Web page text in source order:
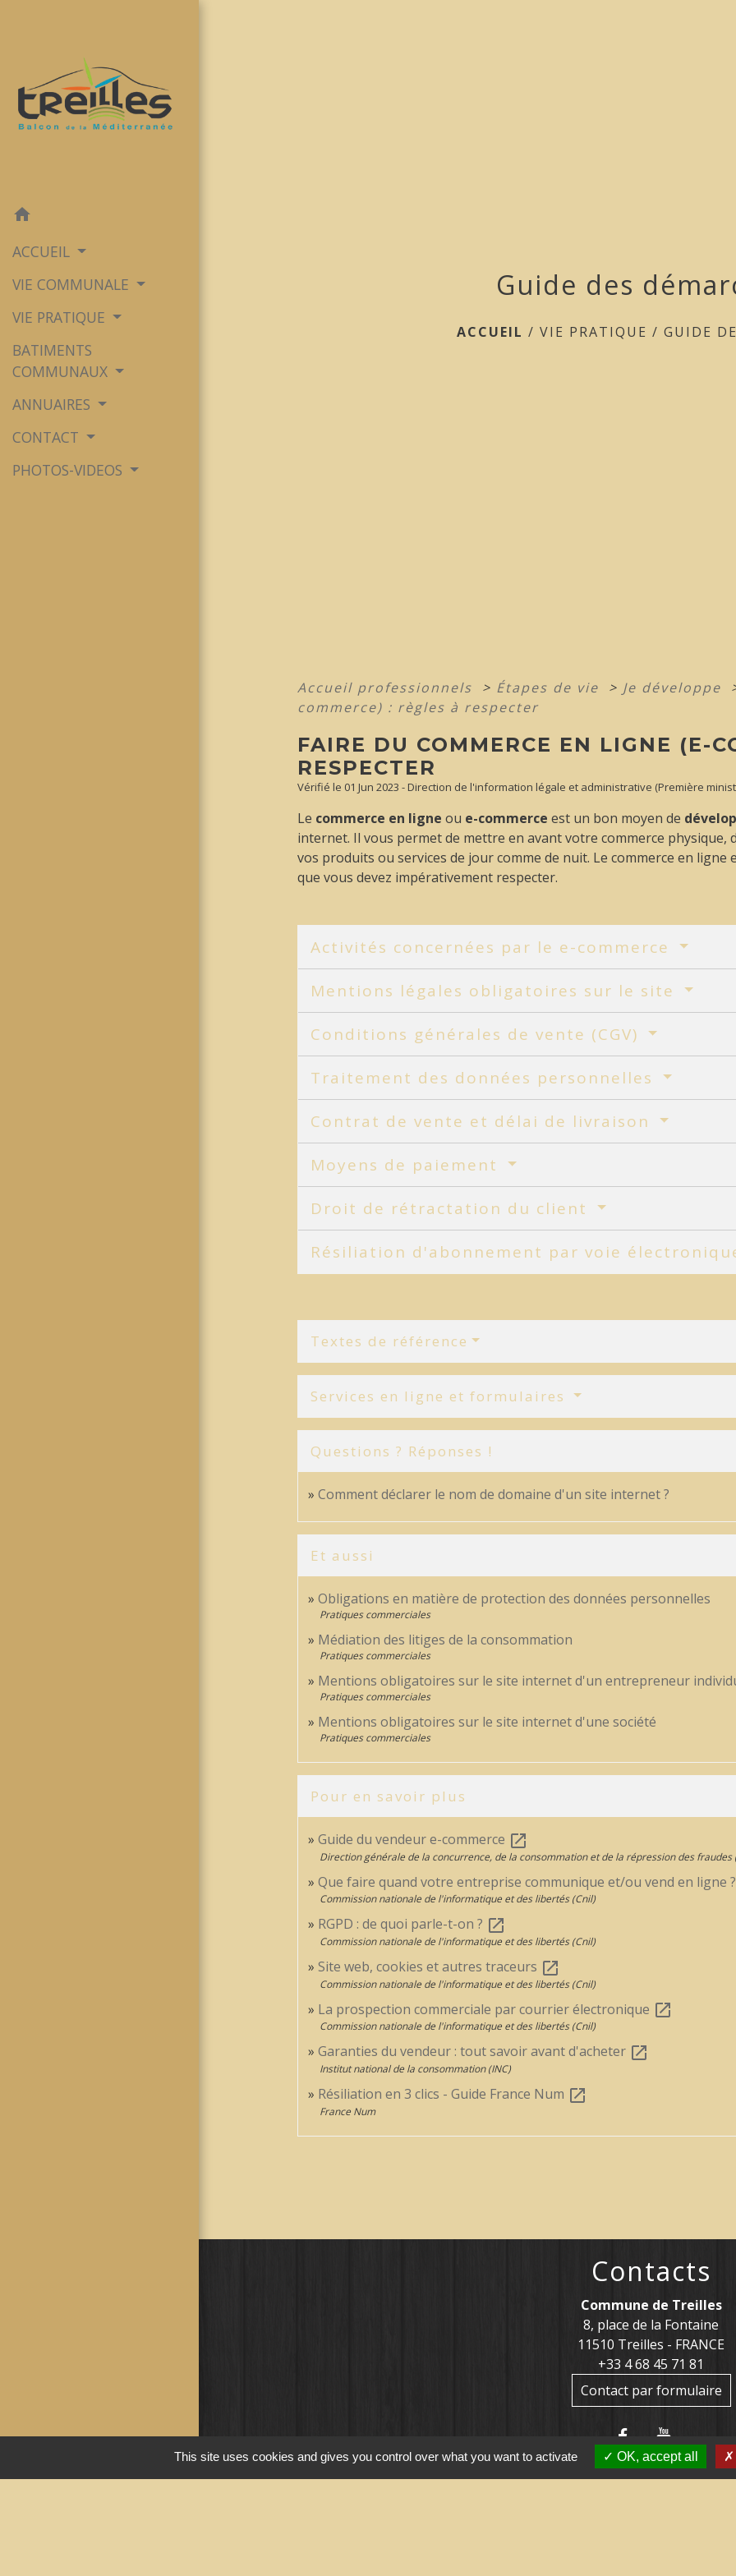
home
ACCUEIL
VIE COMMUNALE
VIE PRATIQUE
BATIMENTS
COMMUNAUX
ANNUAIRES
CONTACT
PHOTOS-VIDEOS
Guide des
ACCUEIL /VIE PRATIQUE /GUIDE
Accueil professionnels > Étapes de vie > Je développe
commerce) : règles à respecter
FAIRE DU COMMERCE EN LIGNE (E-
RESPECTER
Vérifié le 01 Jun 2023 - Direction de l'information légale et administrative (Première
Le commerce en ligne ou e-commerce est un bon moyen de
internet. Il vous permet de mettre en avant votre commerce physique,
vos produits ou services de jour comme de nuit. Le commerce en ligne
que vous devez impérativement respecter.
Activités concernées par le e-commerce
Mentions légales obligatoires sur le site
Conditions générales de vente (CGV)
Traitement des données personnelles
Contrat de vente et délai de livraison
Moyens de paiement
Droit de rétractation du client
Résiliation d'abonnement par voie
Textes de référence
Services en ligne et formulaires
Questions ? Réponses !
Comment déclarer le nom de domaine d'un site internet ?
Et aussi
Obligations en matière de protection des données personnelles
Pratiques commerciales
Médiation des litiges de la consommation
Pratiques commerciales
Mentions obligatoires sur le site internet d'un entrepreneur
Pratiques commerciales
Mentions obligatoires sur le site internet d'une société
Pratiques commerciales
Pour en savoir plus
Guide du vendeur e-commerce open_in_new
Direction générale de la concurrence, de la consommation et de la répression des fraudes
Que faire quand votre entreprise communique et/ou vend en ligne
Commission nationale de l'informatique et des libertés (Cnil)
RGPD : de quoi parle-t-on ? open_in_new
Commission nationale de l'informatique et des libertés (Cnil)
Site web, cookies et autres traceurs open_in_new
Commission nationale de l'informatique et des libertés (Cnil)
La prospection commerciale par courrier électronique open_in_new
Commission nationale de l'informatique et des libertés (Cnil)
Garanties du vendeur : tout savoir avant d'acheter open_in_new
Institut national de la consommation (INC)
Résiliation en 3 clics - Guide France Num open_in_new
France Num
Contacts
Commune de Treilles
8, place de la Fontaine
11510 Treilles - FRANCE
+33 4 68 45 71 81
Contact par formulaire
This site uses cookies and gives you control over what you want to activate OK, accept all